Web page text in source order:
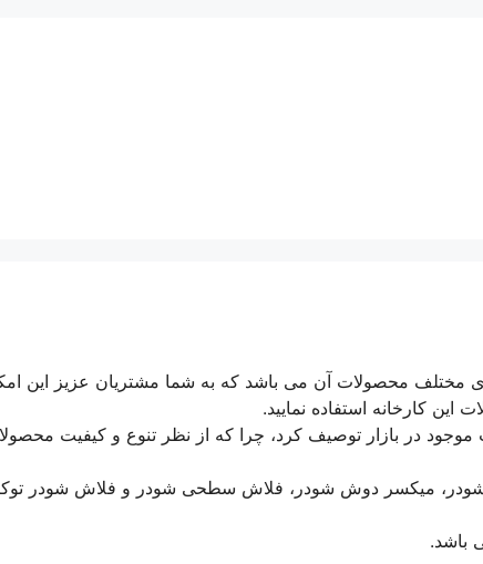
مختلف محصولات آن می باشد که به شما مشتریان عزیز این
کارخانه استفاده نمایید.
در بازار توصیف کرد، چرا که از نظر تنوع و کیفیت
میکسر دوش شودر، فلاش سطحی شودر و فلاش شودر
باشد.